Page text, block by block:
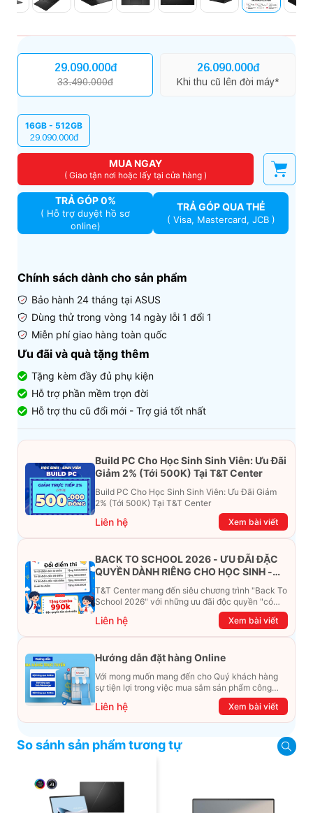
29.090.000đ
33.490.000đ
26.090.000đ
Khi thu cũ lên đời máy*
16GB - 512GB
29.090.000đ
MUA NGAY
( Giao tận nơi hoặc lấy tại cửa hàng )
TRẢ GÓP 0%
( Hỗ trợ duyệt hồ sơ
online)
TRẢ GÓP QUA THẺ
( Visa, Mastercard, JCB )
Chính sách dành cho sản phẩm
Bảo hành 24 tháng tại ASUS
Dùng thử trong vòng 14 ngày lỗi 1 đổi 1
Miễn phí giao hàng toàn quốc
Ưu đãi và quà tặng thêm
Tặng kèm đầy đủ phụ kiện
Hỗ trợ phần mềm trọn đời
Hỗ trợ thu cũ đổi mới - Trợ giá tốt nhất
Build PC Cho Học Sinh Sinh Viên: Ưu Đãi
Giảm 2% (Tới 500K) Tại T&T Center
Build PC Cho Học Sinh Sinh Viên: Ưu Đãi Giảm
2% (Tới 500K) Tại T&T Center
Liên hệ Xem bài viết
BACK TO SCHOOL 2026 - ƯU ĐÃI ĐẶC
QUYỀN DÀNH RIÊNG CHO HỌC SINH -
T&T Center mang đến siêu chương trình "Back To
School 2026" với những ưu đãi độc quyền "có
một không hai". Đừng để chiếc ví phải "ét-ô-ét",
cùng khám phá ngay ưu đãi siêu khủng dưới đây
nhé!
Liên hệ Xem bài viết
Hướng dẫn đặt hàng Online
Với mong muốn mang đến cho Quý khách hàng
sự tiện lợi trong việc mua sắm sản phẩm công
nghệ từ xa. Trong bài viết này, T&T Center sẽ
hướng dẫn chi tiết cách mua hàng trực tuyến qua
các kênh online Website, Zalo, Messenger và
dễ dàng và nhanh chóng nhất. Cùng xem ngay
Liên hệ Xem bài viết
So sánh sản phẩm tương tự